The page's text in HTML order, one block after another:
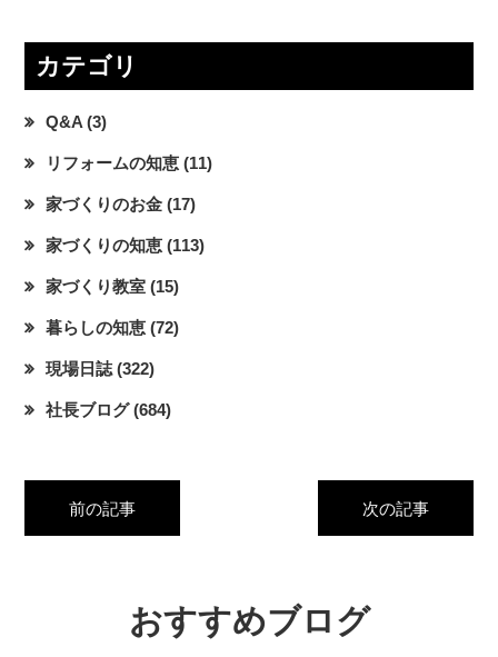
カテゴリ
Q&A (3)
リフォームの知恵 (11)
家づくりのお金 (17)
家づくりの知恵 (113)
家づくり教室 (15)
暮らしの知恵 (72)
現場日誌 (322)
社長ブログ(684)
前の記事 次の記事
おすすめブログ